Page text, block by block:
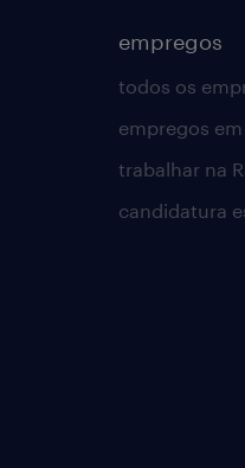
empregos
todos os
empregos
trabalhar na
candidatura